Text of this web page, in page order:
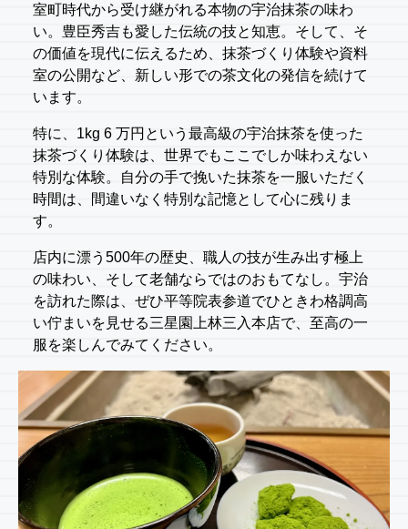
室町時代から受け継がれる本物の宇治抹茶の味わ
い。豊臣秀吉も愛した伝統の技と知恵。そして、そ
の価値を現代に伝えるため、抹茶づくり体験や資料
室の公開など、新しい形での茶文化の発信を続けて
います。
特に、1kg 6 万円という最高級の宇治抹茶を使った
抹茶づくり体験は、世界でもここでしか味わえない
特別な体験。自分の手で挽いた抹茶を一服いただく
時間は、間違いなく特別な記憶として心に残りま
す。
店内に漂う500年の歴史、職人の技が生み出す極上
の味わい、そして老舗ならではのおもてなし。宇治
を訪れた際は、ぜひ平等院表参道でひときわ格調高
い佇まいを見せる三星園上林三入本店で、至高の一
服を楽しんでみてください。